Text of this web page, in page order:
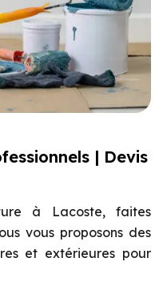
| Devis
à Lacoste, faites
vous proposons des
et extérieures pour